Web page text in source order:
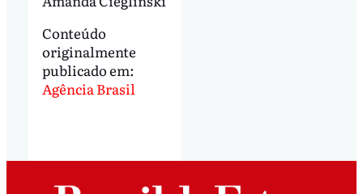
Conteúdo
originalmente
publicado em:
Agência Brasil